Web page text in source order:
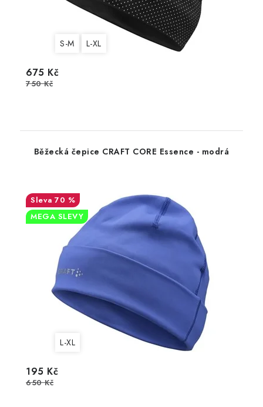
S-M L-XL
675 Kč
750 Kč
Běžecká čepice CRAFT CORE Essence - modrá
70 %
MEGA SLEVY
L-XL
195 Kč
650 Kč